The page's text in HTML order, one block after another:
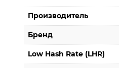
Производитель
Бренд
Low Hash Rate (LHR)